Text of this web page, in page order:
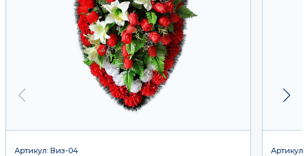
Артикул: Виз-04 Артикул: